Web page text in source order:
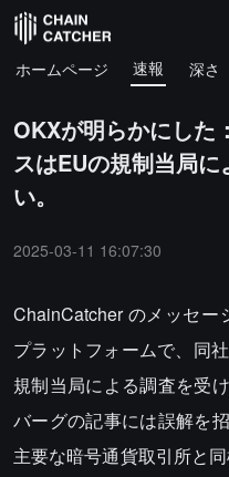
ホームページ 速報 深さ
OKXが明らかにした
スはEUの規制当局
い。
2025-03-11 16:07:30
ChainCatcher のメッセ
プラットフォームで、同
規制当局による調査を受
バーグの記事には誤解を
主要な暗号通貨取引所と